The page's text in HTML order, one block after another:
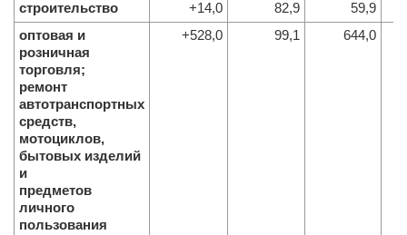
строительство +14,0 82,9
59,9
оптовая и
розничная
торговля;
ремонт
автотранспортных
средств,
мотоциклов,
бытовых изделий
и
предметов
личного
пользования
+528,0 99,1 644,0